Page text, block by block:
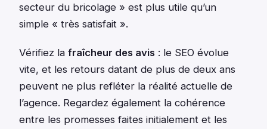
secteur du bricolage » est plus utile qu’un
simple « très satisfait ».
Vérifiez la fraîcheur des avis : le SEO évolue
vite, et les retours datant de plus de deux ans
peuvent ne plus refléter la réalité actuelle de
l’agence. Regardez également la cohérence
entre les promesses faites initialement et les